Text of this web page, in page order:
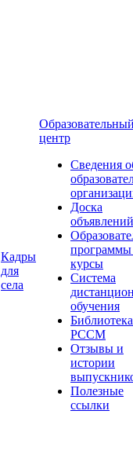
Кадры
для
села
центр
Сведения
Доска
объявлений
курсы
Система
обучения
Библиотека
РССМ
Отзывы и
истории
Полезные
ссылки